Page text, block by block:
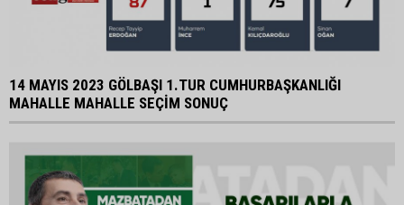
14 MAYIS 2023 GÖLBAŞI 1.TUR CUMHURBAŞKANLIĞI
MAHALLE MAHALLE SEÇİM SONUÇ